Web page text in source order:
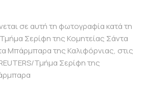
σε αυτή τη φωτογραφία κατά τη
Σερίφη της Κομητείας Σάντα
Μπάρμπαρα της Καλιφόρνιας, στις
Τμήμα Σερίφη της